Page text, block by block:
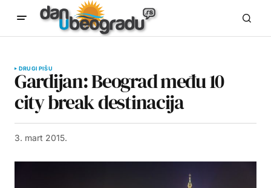
DRUGI PIŠU
Gardijan: Beograd među 10
city break destinacija
3. mart 2015.